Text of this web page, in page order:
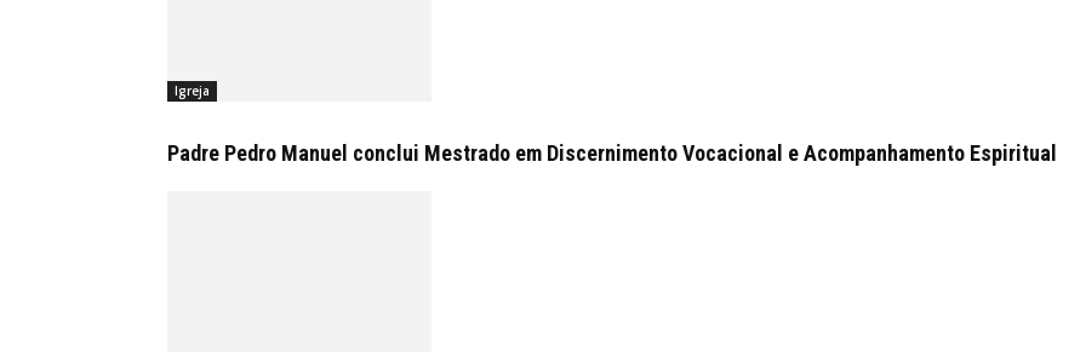
Igreja
Padre Pedro Manuel conclui Mestrado em Discernimento Vocacional e Acompanhamento Espiritual